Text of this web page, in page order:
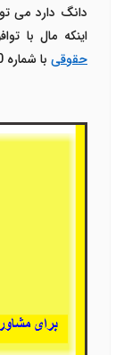
دانگ دارد می
اینکه مال با
حقوقی با شماره 02147625900 تماس بگیرید.